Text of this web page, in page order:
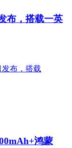
布，搭载一英
鸿蒙